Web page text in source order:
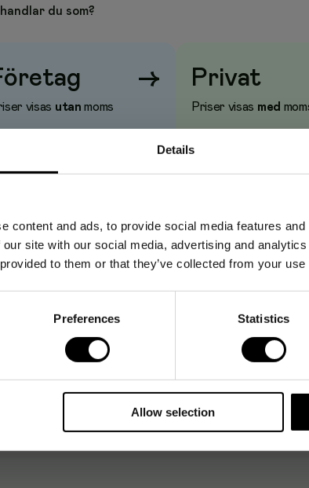
Details
content and ads, to provide social media features
site with our social media, advertising and
to them or that they’ve collected from your
Preferences Statistics
Allow selection
roligt att skriva, rita och anteckna. Finns i många olika
stund.
du som?
→
visas utan moms
Privat
Priser visas med